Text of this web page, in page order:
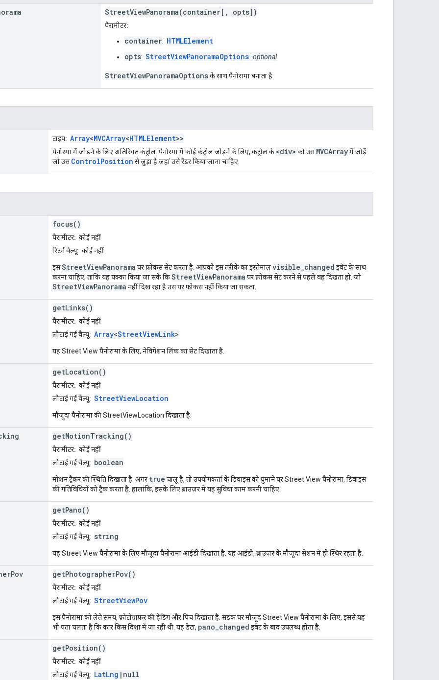
StreetViewPanorama(container[, opts])
पैरामीटर:
container: HTMLElement
opts: StreetViewPanoramaOptions optional
StreetViewPanoramaOptionsके साथ पैनोरामा बनाता है.
टाइप: Array<MVCArray<HTMLElement>>
पैनोरमा में जोड़ने के लिए अतिरिक्त कंट्रोल. पैनोरमा में कोई कंट्रोल जोड़ने के लिए, कंट्रोल के <div> को उसMVCArrayमें जोड़ें
जो उसControlPosition से जुड़ा है जहां उसे रेंडर किया जाना चाहिए.
focus()
पैरामीटर: कोई नहीं
रिटर्न वैल्यू: कोई नहीं
इसStreetViewPanorama पर फ़ोकस सेट करता है. आपको इस तरीके का इस्तेमालvisible_changed इवेंट के साथ
करना चाहिए, ताकि यह पक्का किया जा सके किStreetViewPanorama पर फ़ोकस सेट करने से पहले वह दिखता हो. जो
StreetViewPanorama नहीं दिख रहा है उस पर फ़ोकस नहीं किया जा सकता.
getLinks()
पैरामीटर: कोई नहीं
लौटाई गई वैल्यू: Array<StreetViewLink>
यह Street View पैनोरामा के लिए, नेविगेशन लिंक का सेट दिखाता है.
getLocation()
पैरामीटर: कोई नहीं
लौटाई गई वैल्यू: StreetViewLocation
मौजूदा पैनोरामा की StreetViewLocation दिखाता है.
getMotionTracking()
पैरामीटर: कोई नहीं
लौटाई गई वैल्यू: boolean
मोशन ट्रैकर की स्थिति दिखाता है. अगर true चालू है, तो उपयोगकर्ता के डिवाइस को घुमाने पर Street View पैनोरामा, डिवाइस
की गतिविधियों को ट्रैक करता है. हालांकि, इसके लिए ब्राउज़र में यह सुविधा काम करनी चाहिए.
getPano()
पैरामीटर: कोई नहीं
लौटाई गई वैल्यू: string
यह Street View पैनोरामा के लिए मौजूदा पैनोरामा आईडी दिखाता है. यह आईडी, ब्राउज़र के मौजूदा सेशन में ही स्थिर रहता है.
Pov getPhotographerPov()
पैरामीटर: कोई नहीं
लौटाई गई वैल्यू: StreetViewPov
इस पैनोरामा को लेते समय, फ़ोटोग्राफ़र की हेडिंग और पिच दिखाता है. सड़क पर मौजूद Street View पैनोरामा के लिए, इससे यह
भी पता चलता है कि कार किस दिशा में जा रही थी. यह डेटा, pano_changed इवेंट के बाद उपलब्ध होता है.
getPosition()
पैरामीटर: कोई नहीं
लौटाई गई वैल्यू: LatLng |null